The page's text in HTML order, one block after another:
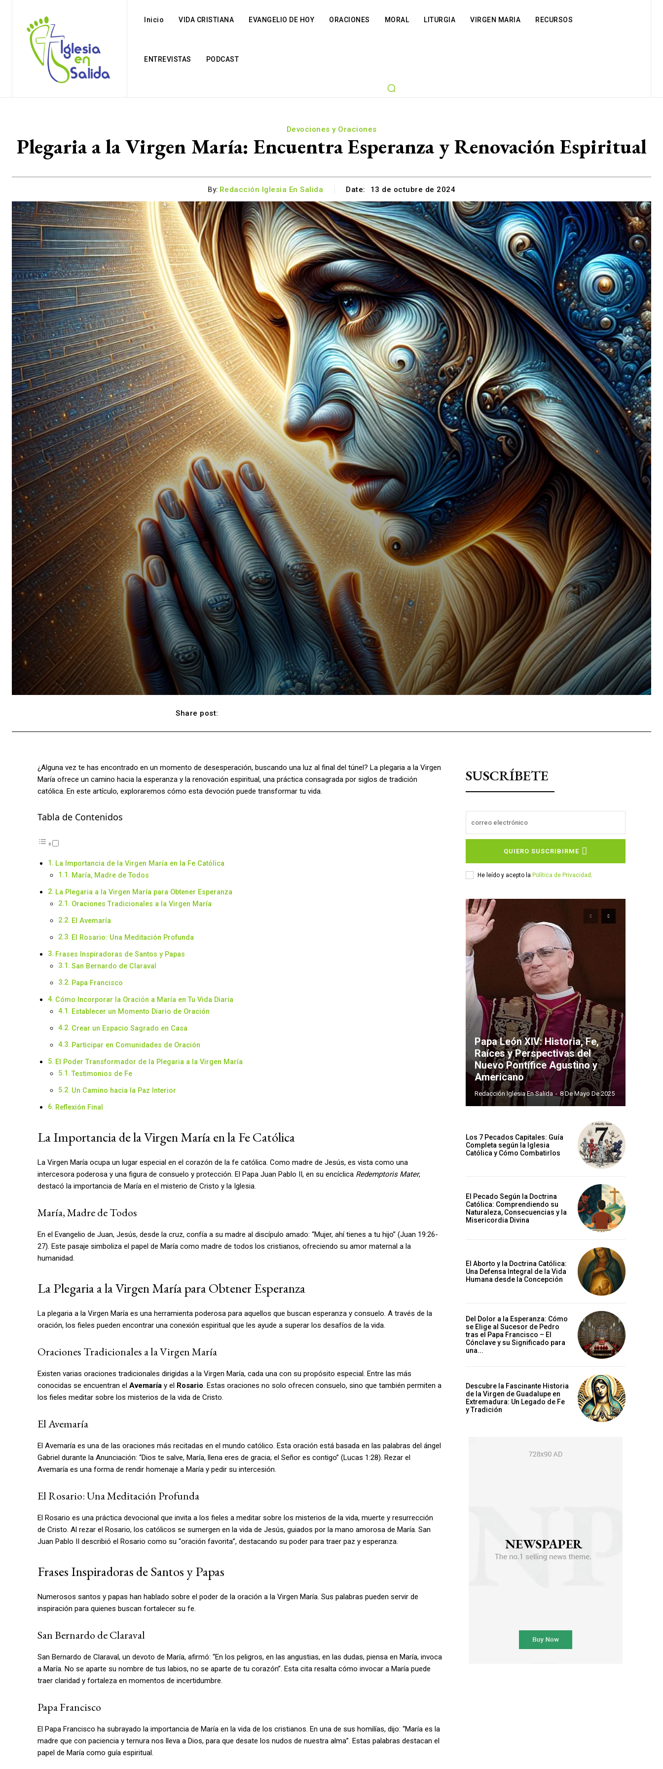
Inicio VIDA CRISTIANA EVANGELIO DE HOY ORACIONES MORAL LITURGIA VIRGEN MARIA RECURSOS
ENTREVISTAS PODCAST
Devociones y Oraciones
Plegaria a la Virgen María: Encuentra Esperanza y Renovación Espiritual
By: Redacción Iglesia En Salida Date: 13 de octubre de 2024
Share post:
¿Alguna vez te has encontrado en un momento de desesperación, buscando una luz al final del túnel? La plegaria a la Virgen
María ofrece un camino hacia la esperanza y la renovación espiritual, una práctica consagrada por siglos de tradición
católica. En este artículo, exploraremos cómo esta devoción puede transformar tu vida.
Tabla de Contenidos
La Importancia de la Virgen María en la Fe Católica
María, Madre de Todos
La Plegaria a la Virgen María para Obtener Esperanza
Oraciones Tradicionales a la Virgen María
El Avemaría
El Rosario: Una Meditación Profunda
Frases Inspiradoras de Santos y Papas
San Bernardo de Claraval
Papa Francisco
Cómo Incorporar la Oración a María en Tu Vida Diaria
Establecer un Momento Diario de Oración
Crear un Espacio Sagrado en Casa
Participar en Comunidades de Oración
El Poder Transformador de la Plegaria a la Virgen María
Testimonios de Fe
Un Camino hacia la Paz Interior
Reflexión Final
La Importancia de la Virgen María en la Fe Católica
La Virgen María ocupa un lugar especial en el corazón de la fe católica. Como madre de Jesús, es vista como una
intercesora poderosa y una figura de consuelo y protección. El Papa Juan Pablo II, en su encíclica Redemptoris Mater,
destacó la importancia de María en el misterio de Cristo y la Iglesia.
María, Madre de Todos
En el Evangelio de Juan, Jesús, desde la cruz, confía a su madre al discípulo amado: “Mujer, ahí tienes a tu hijo” (Juan 19:26-
27). Este pasaje simboliza el papel de María como madre de todos los cristianos, ofreciendo su amor maternal a la
humanidad.
La Plegaria a la Virgen María para Obtener Esperanza
La plegaria a la Virgen María es una herramienta poderosa para aquellos que buscan esperanza y consuelo. A través de la
oración, los fieles pueden encontrar una conexión espiritual que les ayude a superar los desafíos de la vida.
Oraciones Tradicionales a la Virgen María
Existen varias oraciones tradicionales dirigidas a la Virgen María, cada una con su propósito especial. Entre las más
conocidas se encuentran el Avemaría y el Rosario. Estas oraciones no solo ofrecen consuelo, sino que también permiten a
los fieles meditar sobre los misterios de la vida de Cristo.
El Avemaría
El Avemaría es una de las oraciones más recitadas en el mundo católico. Esta oración está basada en las palabras del ángel
Gabriel durante la Anunciación: “Dios te salve, María, llena eres de gracia; el Señor es contigo” (Lucas 1:28). Rezar el
Avemaría es una forma de rendir homenaje a María y pedir su intercesión.
El Rosario: Una Meditación Profunda
El Rosario es una práctica devocional que invita a los fieles a meditar sobre los misterios de la vida, muerte y resurrección
de Cristo. Al rezar el Rosario, los católicos se sumergen en la vida de Jesús, guiados por la mano amorosa de María. San
Juan Pablo II describió el Rosario como su “oración favorita”, destacando su poder para traer paz y esperanza.
Frases Inspiradoras de Santos y Papas
Numerosos santos y papas han hablado sobre el poder de la oración a la Virgen María. Sus palabras pueden servir de
inspiración para quienes buscan fortalecer su fe.
San Bernardo de Claraval
San Bernardo de Claraval, un devoto de María, afirmó: “En los peligros, en las angustias, en las dudas, piensa en María, invoca
a María. No se aparte su nombre de tus labios, no se aparte de tu corazón”. Esta cita resalta cómo invocar a María puede
traer claridad y fortaleza en momentos de incertidumbre.
Papa Francisco
El Papa Francisco ha subrayado la importancia de María en la vida de los cristianos. En una de sus homilías, dijo: “María es la
madre que con paciencia y ternura nos lleva a Dios, para que desate los nudos de nuestra alma”. Estas palabras destacan el
papel de María como guía espiritual.
SUSCRÍBETE
QUIERO SUSCRIBIRME
He leído y acepto la Política de Privacidad
Papa León XIV: Historia, Fe,
Raíces y Perspectivas del
Nuevo Pontífice Agustino y
Americano
Redacción Iglesia En Salida - 8 De Mayo De 2025
Los 7 Pecados Capitales: Guía
Completa según la Iglesia
Católica y Cómo Combatirlos
El Pecado Según la Doctrina
Católica: Comprendiendo su
Naturaleza, Consecuencias y la
Misericordia Divina
El Aborto y la Doctrina Católica:
Una Defensa Integral de la Vida
Humana desde la Concepción
Del Dolor a la Esperanza: Cómo
se Elige al Sucesor de Pedro
tras el Papa Francisco – El
Cónclave y su Significado para
una...
Descubre la Fascinante Historia
de la Virgen de Guadalupe en
Extremadura: Un Legado de Fe
y Tradición